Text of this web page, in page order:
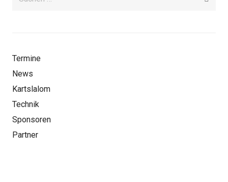
Termine
News
Kartslalom
Technik
Sponsoren
Partner